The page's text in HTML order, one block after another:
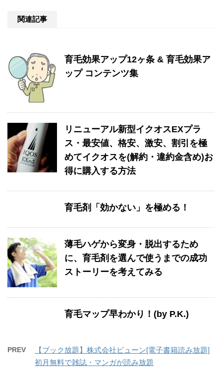
関連記事
育毛効果アップ12ヶ条 & 育毛効果ア
ップ コンテンツ集
リニューアル新型イクオスEXプラ
ス・最安値、格安、激安、割引を極
めてイクオスを(解約・違約金含め)お
得に購入する方法
育毛剤「効かない」を極める！
薄毛ハゲから変身・脱出するため
に、育毛剤を選んで使うまでの成功
ストーリーを考えてみる
育毛マップ早わかり！(by P.K.)
PREV
【ブック放題】株式会社ビューン[電子書籍読み放題]
初月無料で雑誌・マンガが読み放題